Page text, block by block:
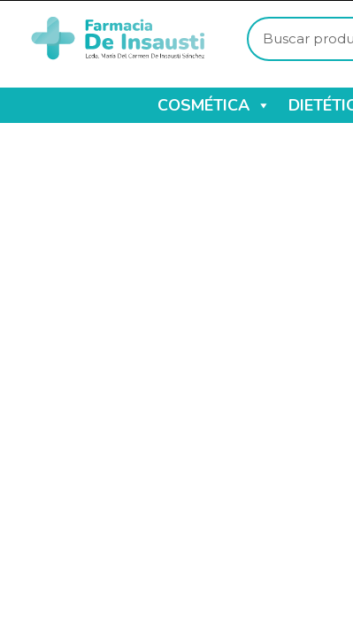
COSMÉTICA